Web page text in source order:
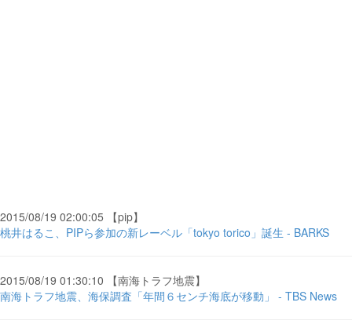
2015/08/19 02:00:05 【pip】
桃井はるこ、PIPら参加の新レーベル「tokyo torico」誕生 - BARKS
2015/08/19 01:30:10 【南海トラフ地震】
南海トラフ地震、海保調査「年間６センチ海底が移動」 - TBS News